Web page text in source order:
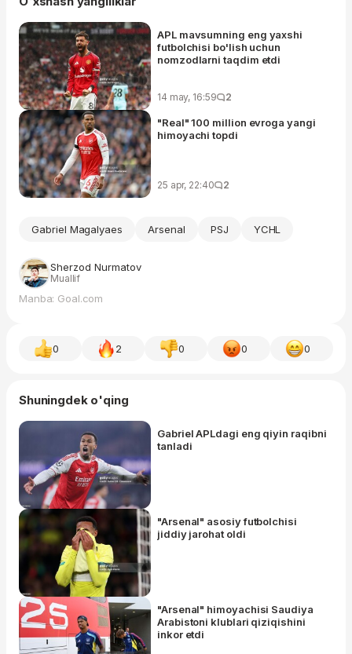
APL mavsumning eng yaxshi
futbolchisi bo'lish uchun
nomzodlarni taqdim etdi
14 may, 16:59 2
"Real" 100 million evroga yangi
himoyachi topdi
25 apr, 22:40 2
Gabriel Magalyaes Arsenal PSJ YCHL
Sherzod Nurmatov
Muallif
Manba: Goal.com
0 2 0 0 0
Shuningdek o'qing
Gabriel APLdagi eng qiyin raqibni
tanladi
"Arsenal" asosiy futbolchisi
jiddiy jarohat oldi
"Arsenal" himoyachisi Saudiya
Arabistoni klublari qiziqishini
inkor etdi